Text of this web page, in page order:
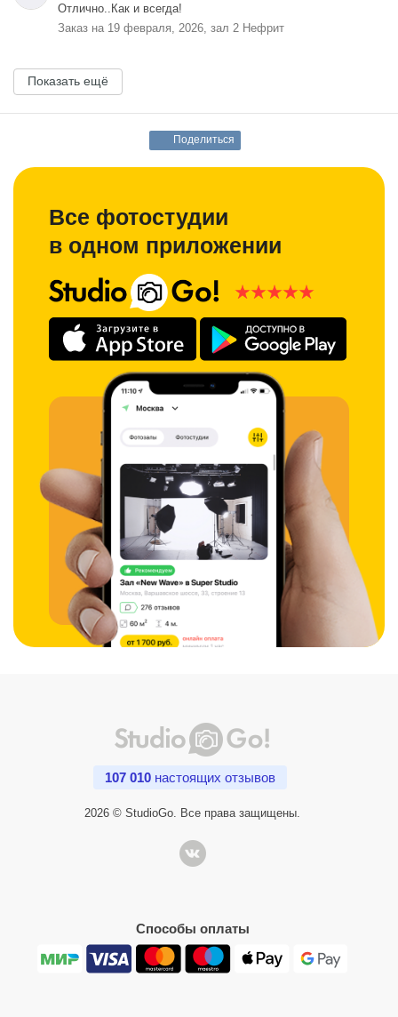
Отлично..Как и всегда!
Заказ на 19 февраля, 2026, зал 2 Нефрит
Показать ещё
Поделиться
Все фотостудии
в одном приложении
107 010 настоящих отзывов
2026 © StudioGo. Все права защищены.
Способы оплаты